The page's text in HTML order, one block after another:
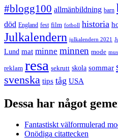
#blogg100 allmänbildning barn
död England fest film fotboll historia
Julkalendern julkalendern 2021
Lund mat minne minnen mode
reklam resa sekrutt skola sommar
svenska tips tåg USA
Dessa har något
Fantastiskt välformulerad
Onödiga citattecken